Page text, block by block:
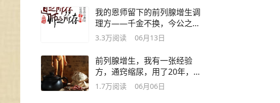
我的恩师留下的前列腺增生调
理方——千金不换，今公之于
众！
3.3万阅读 06月13日
前列腺增生，我有一张经验
方，通窍缩尿，用了20年，效
果出众！
1.7万阅读 06月06日